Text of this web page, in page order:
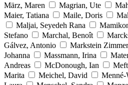
März, Maren
Magrian, Ute
Maier, Tatiana
Maile, Doris
Maljai, Seyedeh Rana
Stefano
Marchal, Benoît
Gálvez, Antonio
Markstein
Johanna
Massmann, Irina
Andreas
McDonough, Ian
Marita
Meichel, David Menné-